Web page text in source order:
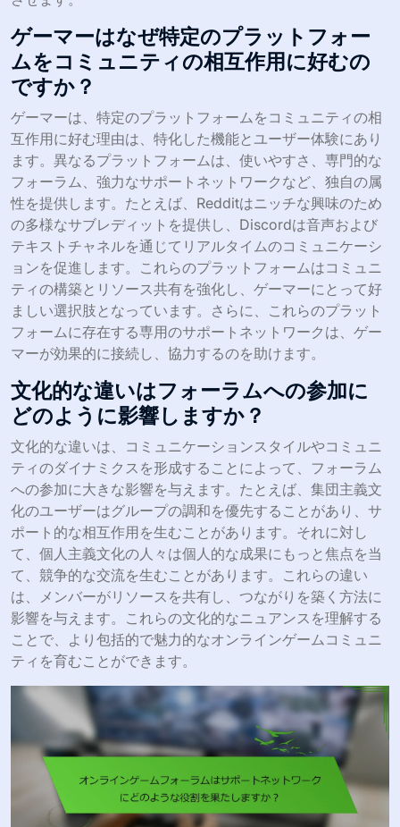
ゲーマーはなぜ特定のプラットフォー
ムをコミュニティの相互作用に好むの
ですか？
ゲーマーは、特定のプラットフォームをコミュニティの相
互作用に好む理由は、特化した機能とユーザー体験にあり
ます。異なるプラットフォームは、使いやすさ、専門的な
フォーラム、強力なサポートネットワークなど、独自の属
性を提供します。たとえば、Redditはニッチな興味のため
の多様なサブレディットを提供し、Discordは音声および
テキストチャネルを通じてリアルタイムのコミュニケーシ
ョンを促進します。これらのプラットフォームはコミュニ
ティの構築とリソース共有を強化し、ゲーマーにとって好
ましい選択肢となっています。さらに、これらのプラット
フォームに存在する専用のサポートネットワークは、ゲー
マーが効果的に接続し、協力するのを助けます。
文化的な違いはフォーラムへの参加に
どのように影響しますか？
文化的な違いは、コミュニケーションスタイルやコミュニ
ティのダイナミクスを形成することによって、フォーラム
への参加に大きな影響を与えます。たとえば、集団主義文
化のユーザーはグループの調和を優先することがあり、サ
ポート的な相互作用を生むことがあります。それに対し
て、個人主義文化の人々は個人的な成果にもっと焦点を当
て、競争的な交流を生むことがあります。これらの違い
は、メンバーがリソースを共有し、つながりを築く方法に
影響を与えます。これらの文化的なニュアンスを理解する
ことで、より包括的で魅力的なオンラインゲームコミュニ
ティを育むことができます。